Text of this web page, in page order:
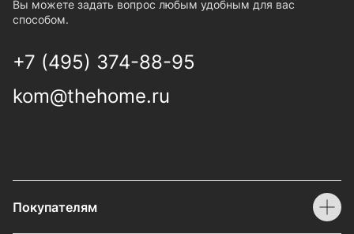
Вы можете задать вопрос любым удобным для вас
способом.
+7 (495) 374-88-95
kom@thehome.ru
Покупателям